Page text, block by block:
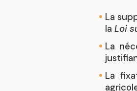
La
la Loi
La
La